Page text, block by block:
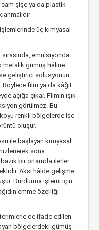
cam şişe ya da plastik
üç kimyasal
emülsiyonda
metalik gümüş hâline
geliştirici solüsyonun
Böylece film ya da kâğıt
açığa çıkar. Filmin ışık
görülmez. Bu
renkli bölgelerde ise
oluşur.
ile başlayan kimyasal
sona
bir ortamda ilerler.
Aksi hâlde gelişme
Durdurma işlemi için
emme özelliği
de ifade edilen
bölgelerdeki gümüş